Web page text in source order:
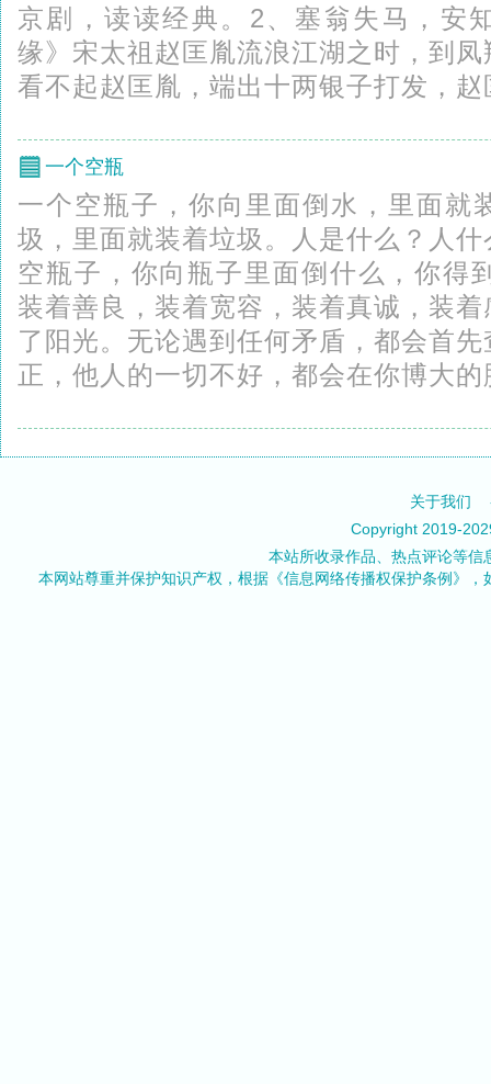
京剧，读读经典。2、塞翁失马，安
缘》宋太祖赵匡胤流浪江湖之时，到
看不起赵匡胤，端出十两银子打发，
一个空瓶
一个空瓶子，你向里面倒水，里面就
圾，里面就装着垃圾。人是什么？人
空瓶子，你向瓶子里面倒什么，你得
装着善良，装着宽容，装着真诚，装
了阳光。无论遇到任何矛盾，都会首
正，他人的一切不好，都会在你博大
关于我们
Copyright 2019-
本站所收录作品、热点评论等
本网站尊重并保护知识产权，根据《信息网络传播权保护条例》